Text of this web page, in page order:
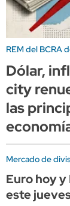
REM del BCRA
Dólar,
city
las
Mercado de
Euro hoy
este